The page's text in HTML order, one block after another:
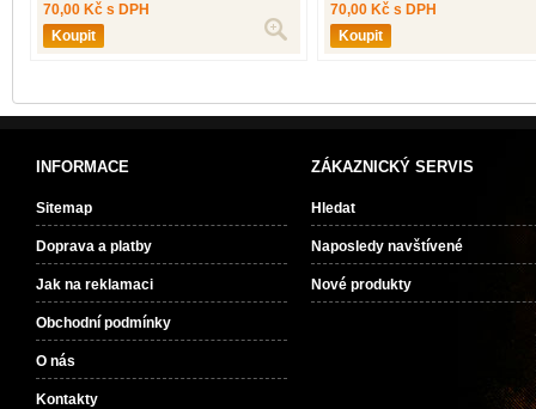
70,00 Kč s DPH
70,00 Kč s DPH
INFORMACE
Sitemap
Doprava a platby
Jak na reklamaci
Obchodní podmínky
O nás
Kontakty
ZÁKAZNICKÝ SERVIS
Hledat
Naposledy navštívené
Nové produkty